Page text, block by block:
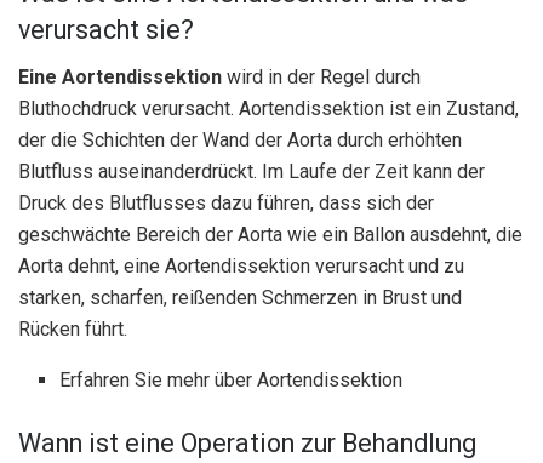
verursacht sie?
Eine Aortendissektion wird in der Regel durch
Bluthochdruck verursacht. Aortendissektion ist ein Zustand,
der die Schichten der Wand der Aorta durch erhöhten
Blutfluss auseinanderdrückt. Im Laufe der Zeit kann der
Druck des Blutflusses dazu führen, dass sich der
geschwächte Bereich der Aorta wie ein Ballon ausdehnt, die
Aorta dehnt, eine Aortendissektion verursacht und zu
starken, scharfen, reißenden Schmerzen in Brust und
Rücken führt.
Erfahren Sie mehr über Aortendissektion
Wann ist eine Operation zur Behandlung